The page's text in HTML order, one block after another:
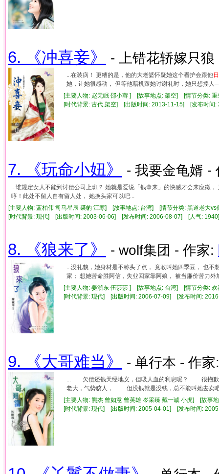
6. 《冲喜妾》 - 上错花轿嫁只
...在装病！ 更糟的是，他的大老婆怀疑她这个看护会跟他
她，让她很感动， 但等他藉机跟她讨谢礼时，她只想揍人
[主要人物: 赵无眠 邵小蓉 ] [故事地点: 架空] [情节分类: 重
[时代背景: 古代,架空] [出版时间: 2013-11-15] [发布时
7. 《玩命小妞》 - 我要金龟婿 -
...谁规定女人不能到讨债公司上班？ 她就是爱说「钱拿来」的快感才会来应徵
哼！此处不留人自有留人处， 她换头家可以吧...
[主要人物: 蓝柏伟 司马星辰 裘豹 江寒] [故事地点: 台湾] [情节分类: 黑道老大vs
[时代背景: 现代] [出版时间: 2003-06-06] [发布时间: 2006-08-07] [人气:
8. 《狼来了》 - wolf集团 - 作家:
...没礼貌，她身材是不称头了点， 竟敢叫她四季豆， 也
家； 想她苦命胜阿信，失业回家靠阿娘， 被当廉价苦力外
[主要人物: 姜浙东 伍莎莎 ] [故事地点: 台湾] [情节分类: 欢
[时代背景: 现代] [出版时间: 2006-07-09] [发布时间:
9. 《大哥难当》 - 单行本 - 作
... 欠债还钱天经地义，但吸人血的利息呢？ 很抱
老大，气势骇人， 但没钱就是没钱，总不能叫她去
[主要人物: 熊杰 曾如意 曾英雄 岑采臻 戴一诚 小虎] [故事
[时代背景: 现代] [出版时间: 2005-04-01] [发布时间: